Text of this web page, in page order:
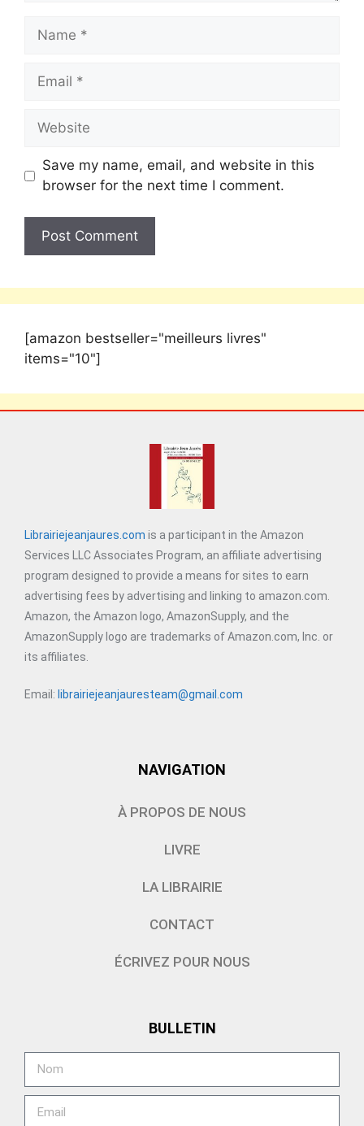
Save my name, email, and website in this
browser for the next time I comment.
[amazon bestseller="meilleurs livres"
items="10"]
Librairiejeanjaures.com is a participant in the Amazon
Services LLC Associates Program, an affiliate advertising
program designed to provide a means for sites to earn
advertising fees by advertising and linking to amazon.com.
Amazon, the Amazon logo, AmazonSupply, and the
AmazonSupply logo are trademarks of Amazon.com, Inc. or
its affiliates.
Email: librairiejeanjauresteam@gmail.com
NAVIGATION
À PROPOS DE NOUS
LIVRE
LA LIBRAIRIE
CONTACT
ÉCRIVEZ POUR NOUS
BULLETIN